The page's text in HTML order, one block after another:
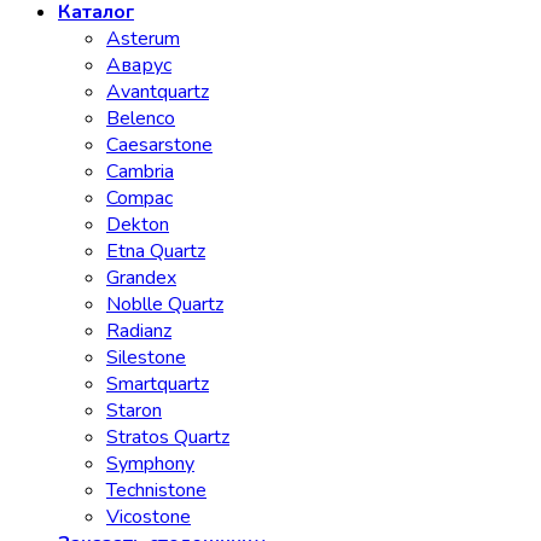
Каталог
Asterum
Аварус
Avantquartz
Belenco
Caesarstone
Cambria
Compac
Dekton
Etna Quartz
Grandex
Noblle Quartz
Radianz
Silestone
Smartquartz
Staron
Stratos Quartz
Symphony
Technistone
Vicostone